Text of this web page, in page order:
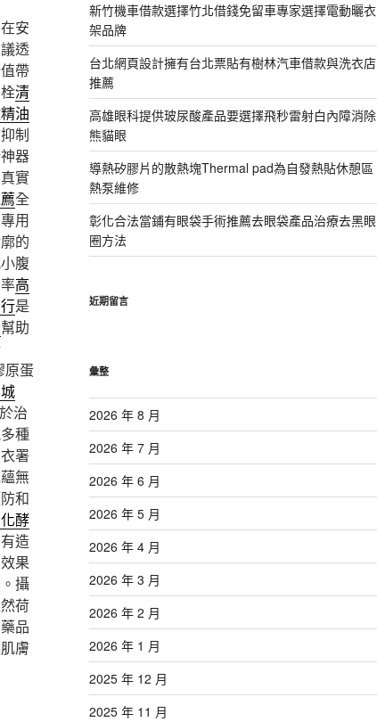
安
透
帶
清
油
制
器
實
全
用
的
腹
高
是
幫助
原蛋
治
種
署
無
和
酵
造
果
攝
荷
品
膚
新竹機車借款選擇竹北借錢免留車專家選擇電動曬衣
架品牌
台北網頁設計擁有台北票貼有樹林汽車借款與洗衣店
推薦
高雄眼科提供玻尿酸產品要選擇飛秒雷射白內障消除
熊貓眼
導熱矽膠片的散熱塊Thermal pad為自發熱貼休憩區
熱泵維修
彰化合法當鋪有眼袋手術推薦去眼袋產品治療去黑眼
圈方法
近期留言
彙整
2026 年 8 月
2026 年 7 月
2026 年 6 月
2026 年 5 月
2026 年 4 月
2026 年 3 月
2026 年 2 月
2026 年 1 月
2025 年 12 月
2025 年 11 月